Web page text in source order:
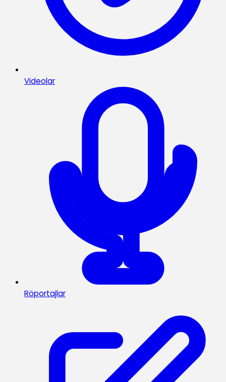
Videolar
Röportajlar